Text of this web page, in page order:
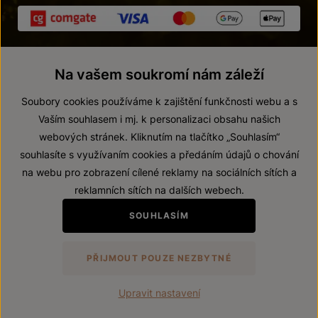
© 2026 ZNOVÍN ZNOJMO, a. s.
Prohlášení o přístupnosti
Zákaz prodeje alkoholických nápojů osobám mladším 18 let.
VytvořilwebProgress
Na vašem soukromí nám záleží
Soubory cookies používáme k zajištění funkčnosti webu a s
Vaším souhlasem i mj. k personalizaci obsahu našich
webových stránek. Kliknutím na tlačítko „Souhlasím“
souhlasíte s využívaním cookies a předáním údajů o chování
na webu pro zobrazení cílené reklamy na sociálních sítích a
reklamních sítích na dalších webech.
SOUHLASÍM
PŘIJMOUT POUZE NEZBYTNÉ
Upravit nastavení